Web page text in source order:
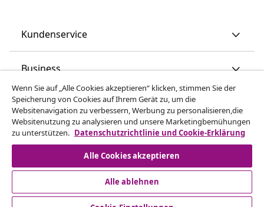
Kundenservice
Business
vidaXL
Mehr entdecken
Wenn Sie auf „Alle Cookies akzeptieren“ klicken, stimmen Sie der
Speicherung von Cookies auf Ihrem Gerät zu, um die
Websitenavigation zu verbessern, Werbung zu personalisieren,die
Websitenutzung zu analysieren und unsere Marketingbemühungen
zu unterstützen. Datenschutzrichtlinie und Cookie-Erklärung
Alle Cookies akzeptieren
Alle ablehnen